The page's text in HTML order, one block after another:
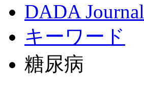
DADA Journal
キーワード
糖尿病